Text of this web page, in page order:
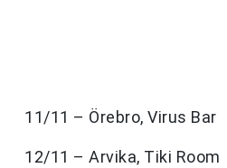
11/11 – Örebro, Virus Bar
12/11 – Arvika, Tiki Room